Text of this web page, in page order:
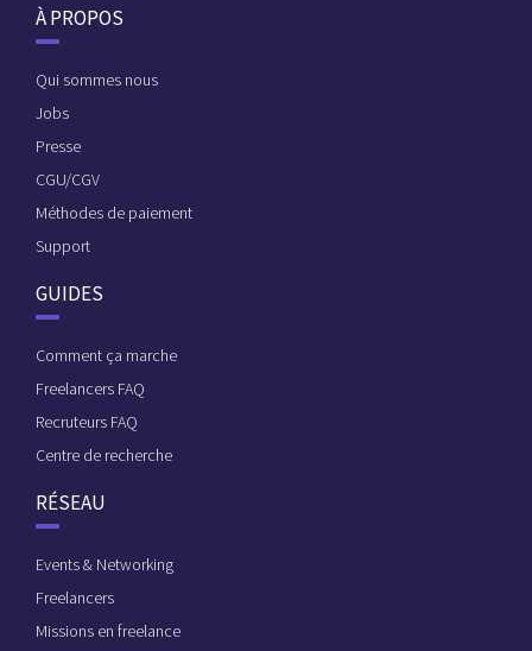
À PROPOS
Qui sommes nous
Jobs
Presse
CGU/CGV
Méthodes de paiement
Support
GUIDES
Comment ça marche
Freelancers FAQ
Recruteurs FAQ
Centre de recherche
RÉSEAU
Events & Networking
Freelancers
Missions en freelance